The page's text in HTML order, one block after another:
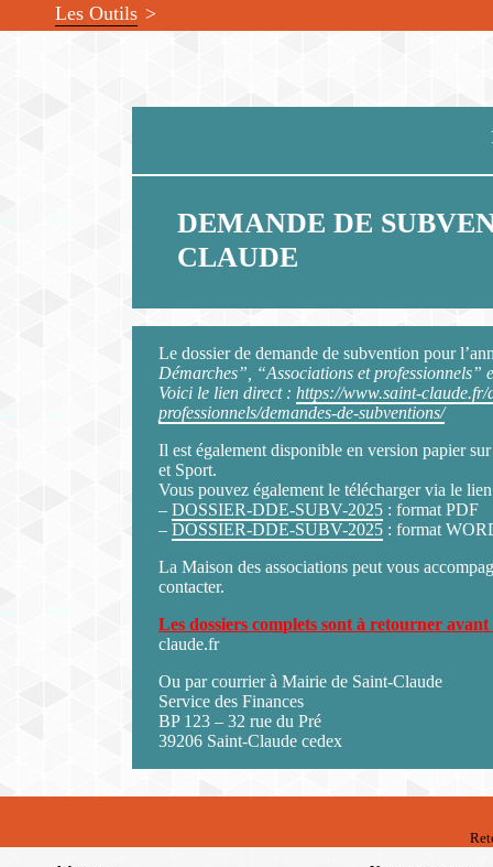
Les Outils
DEMANDE DE
CLAUDE
Le dossier de demande de subvention pour
Démarches”, “Associations et professionnels”
Voici le lien direct :https://www.saint-claude.fr/
professionnels/demandes-de-subventions/
Il est également disponible en version papier
et Sport.
Vous pouvez également le télécharger via le
–DOSSIER-DDE-SUBV-2025 : format PDF
–DOSSIER-DDE-SUBV-2025 : format
La Maison des associations peut vous
contacter.
Les dossiers complets sont à retourner
claude.fr
Ou par courrier à Mairie de Saint-Claude
Service des Finances
BP 123 – 32 rue du Pré
39206 Saint-Claude cedex